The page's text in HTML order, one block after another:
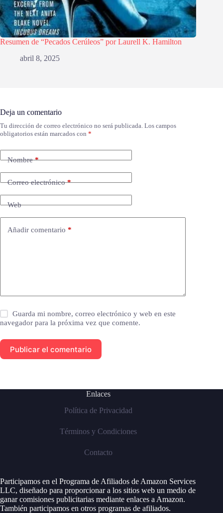
Resumen de “Pecados Cerúleos” por Laurell K. Hamilton
abril 8, 2025
Deja un comentario
Tu dirección de correo electrónico no será publicada. Los campos
obligatorios están marcados con *
Nombre*
Correo electrónico*
Web
Añadir comentario *
Guarda mi nombre, correo electrónico y web en este
navegador para la próxima vez que comente.
Publicar el comentario
Enlaces
Política de Privacidad
Términos y Condiciones
Contacto
Participamos en el Programa de Afiliados de Amazon Services
LLC, diseñado para proporcionar a los sitios web un medio de
ganar comisiones publicitarias mediante enlaces a Amazon.
También participamos en otros programas de afiliados.